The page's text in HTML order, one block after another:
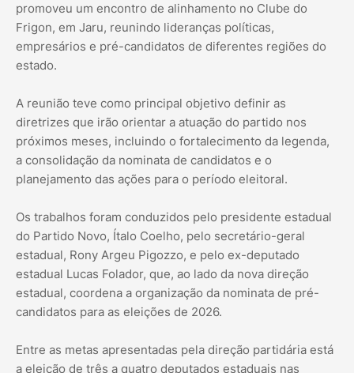
promoveu um encontro de alinhamento no Clube do
Frigon, em Jaru, reunindo lideranças políticas,
empresários e pré-candidatos de diferentes regiões do
estado.
A reunião teve como principal objetivo definir as
diretrizes que irão orientar a atuação do partido nos
próximos meses, incluindo o fortalecimento da legenda,
a consolidação da nominata de candidatos e o
planejamento das ações para o período eleitoral.
Os trabalhos foram conduzidos pelo presidente estadual
do Partido Novo, Ítalo Coelho, pelo secretário-geral
estadual, Rony Argeu Pigozzo, e pelo ex-deputado
estadual Lucas Folador, que, ao lado da nova direção
estadual, coordena a organização da nominata de pré-
candidatos para as eleições de 2026.
Entre as metas apresentadas pela direção partidária está
a eleição de três a quatro deputados estaduais nas